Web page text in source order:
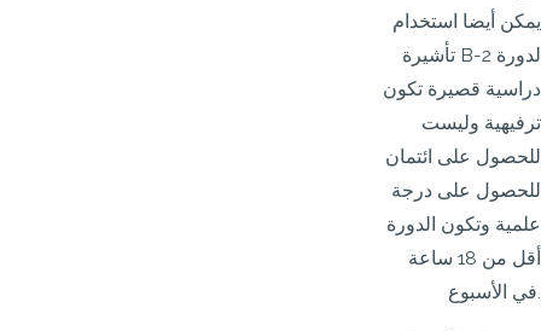
يمكن أيضا استخدام
تأشيرة B-2 لدورة
دراسية قصيرة تكون
ترفيهية وليست
للحصول على ائتمان
للحصول على درجة
علمية وتكون الدورة
أقل من 18 ساعة